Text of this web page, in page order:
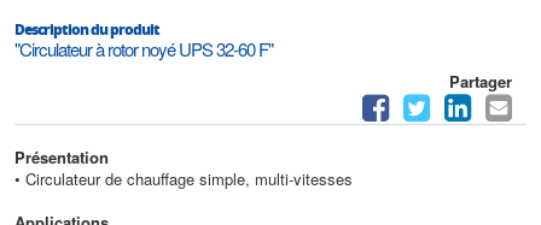
Description du produit
"Circulateur à rotor noyé UPS 32-60 F"
Partager
Présentation
• Circulateur de chauffage simple, multi-vitesses